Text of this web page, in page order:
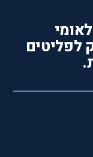
לפליטים